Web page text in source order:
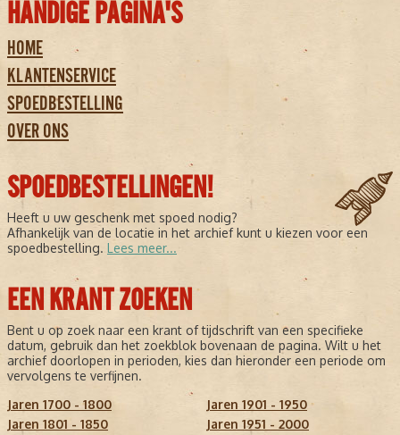
HANDIGE PAGINA'S
HOME
KLANTENSERVICE
SPOEDBESTELLING
OVER ONS
SPOEDBESTELLINGEN!
Heeft u uw geschenk met spoed nodig?
Afhankelijk van de locatie in het archief kunt u kiezen voor een
spoedbestelling. Lees meer...
EEN KRANT ZOEKEN
Bent u op zoek naar een krant of tijdschrift van een specifieke
datum, gebruik dan het zoekblok bovenaan de pagina. Wilt u het
archief doorlopen in perioden, kies dan hieronder een periode om
vervolgens te verfijnen.
Jaren 1700 - 1800
Jaren 1801 - 1850
Jaren 1901 - 1950
Jaren 1951 - 2000